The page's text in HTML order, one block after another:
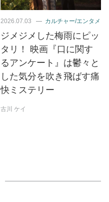
2026.07.03 カルチャー/エンタメ
ジメジメした梅雨にピッ
タリ！ 映画『口に関す
るアンケート』は鬱々と
した気分を吹き飛ばす痛
快ミステリー
古川 ケイ